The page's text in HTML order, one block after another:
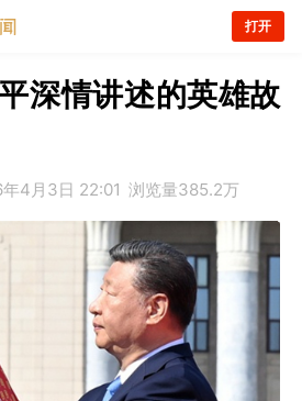
打开
深情讲述的英雄故
4月3日 22:01 浏览量385.2万